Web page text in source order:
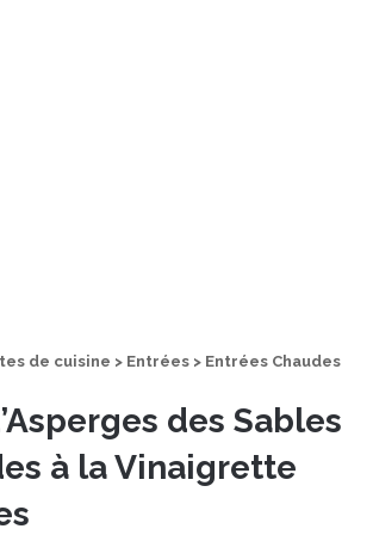
de cuisine > Entrées > Entrées Chaudes
des Sables
à la Vinaigrette